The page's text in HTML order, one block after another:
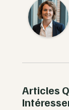
Articles